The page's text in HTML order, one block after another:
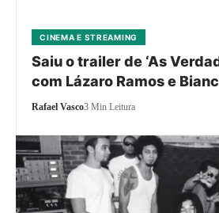
CINEMA E STREAMING
Saiu o trailer de ‘As
com Lázaro Ramos e
Rafael Vasco3 Min Leitura